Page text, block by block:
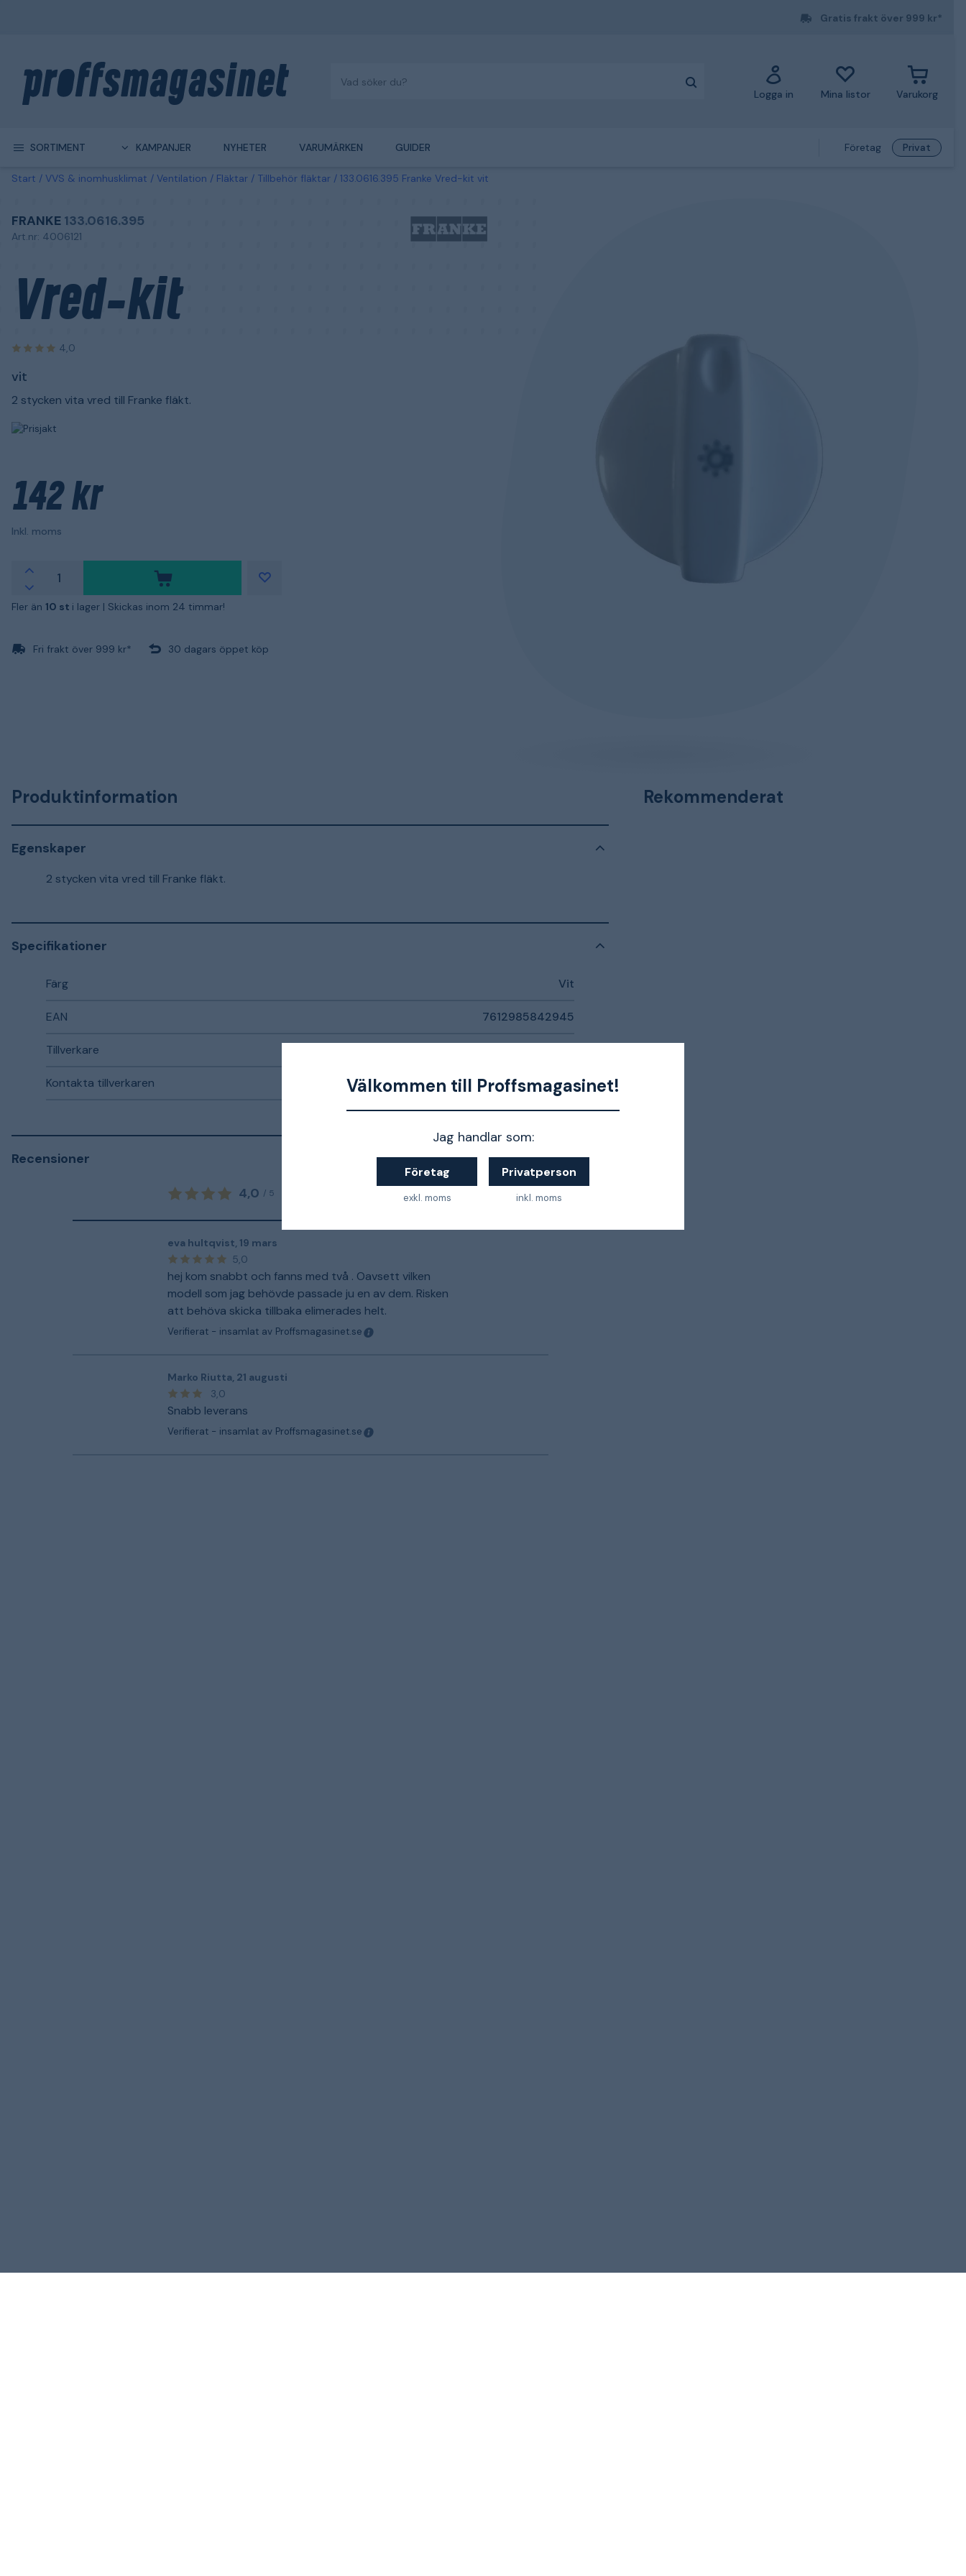
Välkommen till Proffsmagasinet!
Jag handlar som:
Företag
exkl. moms
Privatperson
inkl. moms
Gratis frakt över 999 kr*
Logga in Mina listor Varukorg
SORTIMENT KAMPANJER NYHETER VARUMÄRKEN GUIDER Företag Privat
Start VVS & inomhusklimat Ventilation Fläktar Tillbehör fläktar 133.0616.395 Franke Vred-kit vit
FRANKE 133.0616.395
Art.nr: 4006121
Vred-kit
4,0
vit
2 stycken vita vred till Franke fläkt.
142 kr
Inkl. moms
Fler än 10 st i lager | Skickas inom 24 timmar!
Fri frakt över 999 kr* 30 dagars öppet köp
Produktinformation
Egenskaper
2 stycken vita vred till Franke fläkt.
Specifikationer
Färg Vit
EAN 7612985842945
Tillverkare
Kontakta tillverkaren Kontakta oss för mer information
Recensioner
4,0 / 5
eva hultqvist, 19 mars
5,0
hej kom snabbt och fanns med två . Oavsett vilken
modell som jag behövde passade ju en av dem. Risken
att behöva skicka tillbaka elimerades helt.
Verifierat - insamlat av Proffsmagasinet.se
Marko Riutta, 21 augusti
3,0
Snabb leverans
Verifierat - insamlat av Proffsmagasinet.se
Rekommenderat